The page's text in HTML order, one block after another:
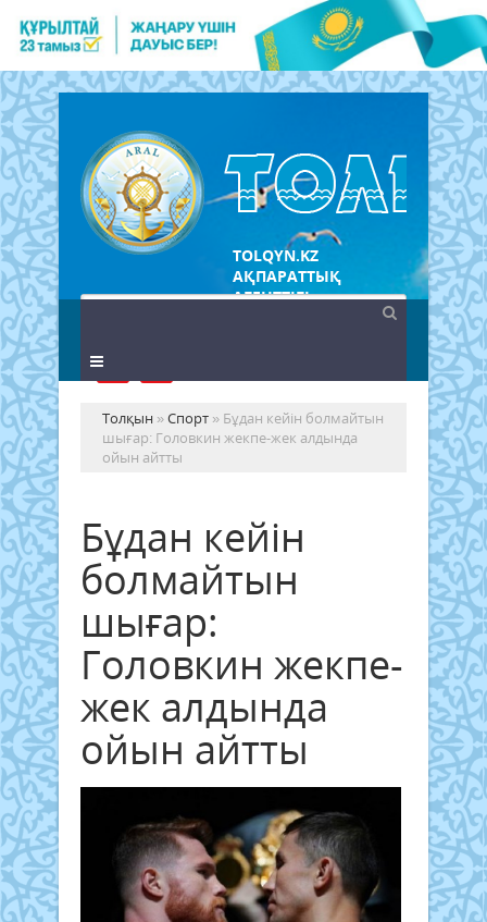
TOLQYN.KZ
АҚПАРАТТЫҚ
АГЕНТТІГІ
Толқын »Спорт » Бұдан кейін болмайтын
шығар: Головкин жекпе-жек алдында
ойын айтты
Бұдан кейін
болмайтын
шығар:
Головкин жекпе-
жек алдында
ойын айтты